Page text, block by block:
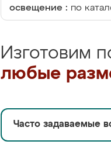
освещение : по
Изготовим
любые
Часто задаваемые